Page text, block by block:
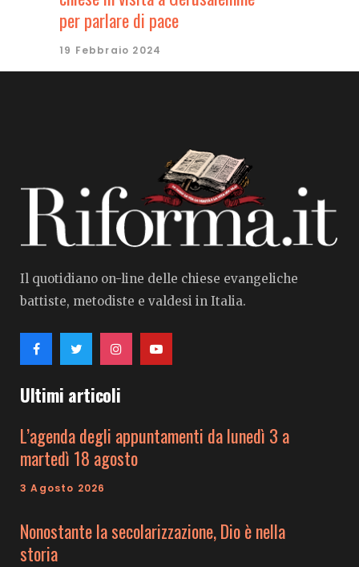
per parlare di pace
19 Febbraio 2024
Il quotidiano on-line delle chiese evangeliche
battiste, metodiste e valdesi in Italia.
Ultimi articoli
L’agenda degli appuntamenti da lunedì 3 a
martedì 18 agosto
3 Agosto 2026
Nonostante la secolarizzazione, Dio è nella
storia